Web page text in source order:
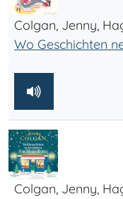
Colgan, Jenny,
Wo Geschichten
Colgan, Jenny,